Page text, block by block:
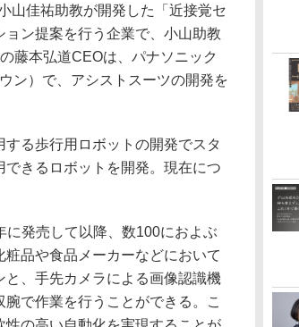
山佳祐助教が開発した「近接覚セ
ン提案を行う企業で、小山助教
藤本弘道CEOは、パナソニック
ン）で、アシストスーツの開発を
る歩行用ロボットの開発でスタ
きるロボットを開発。現在につ
発売して以降、数100におよぶ
品や食品メーカーなどにおいて
、手先カメラによる画像認識機
で作業を行うことができる。こ